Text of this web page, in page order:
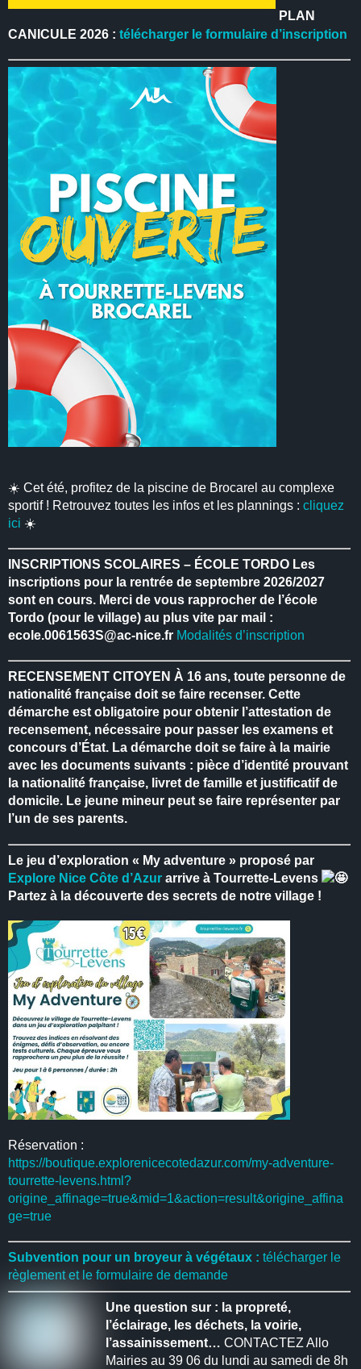
PLAN
CANICULE 2026 :télécharger le formulaire d’inscription
☀️ Cet été, profitez de la piscine de Brocarel au complexe
sportif ! Retrouvez toutes les infos et les plannings :cliquez
ici ☀️
INSCRIPTIONS SCOLAIRES – ÉCOLE TORDO Les
inscriptions pour la rentrée de septembre 2026/2027
sont en cours. Merci de vous rapprocher de l’école
Tordo (pour le village) au plus vite par mail :
ecole.0061563S@ac-nice.fr Modalités d’inscription
RECENSEMENT CITOYEN À 16 ans, toute personne de
nationalité française doit se faire recenser. Cette
démarche est obligatoire pour obtenir l’attestation de
recensement, nécessaire pour passer les examens et
concours d’État. La démarche doit se faire à la mairie
avec les documents suivants : pièce d’identité prouvant
la nationalité française, livret de famille et justificatif de
domicile. Le jeune mineur peut se faire représenter par
l’un de ses parents.
Le jeu d’exploration « My adventure » proposé par
Explore Nice Côte d’Azur arrive à Tourrette-Levens
Partez à la découverte des secrets de notre village !
Réservation :
https://boutique.explorenicecotedazur.com/my-adventure-
tourrette-levens.html?
origine_affinage=true&mid=1&action=result&origine_affina
ge=true
Subvention pour un broyeur à végétaux : télécharger le
règlement et le formulaire de demande
Une question sur : la propreté,
l’éclairage, les déchets, la voirie,
l’assainissement… CONTACTEZ Allo
Mairies au 39 06 du lundi au samedi de 8h